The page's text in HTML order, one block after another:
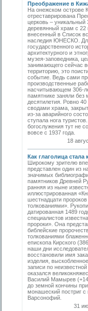
Преображение в
На онежском острове
отреставрирована
церковь –
деревянный храм с 22
внесенный в Список
наследия ЮНЕСКО.
государственного
архитектурного и
музея-заповедника,
занимающего сейчас
территорию, это
событие. Ведь сами
производственные
насчитывающем 306-
памятнике заняли без
десятилетия. Ровно 40
сводами храма,
из-за аварийного
ступала нога
богослужения тут не
вовсе с 1937 года.
18
Как глаголица стала
Широкому зрителю
представлен один из
значимых
памятников Древней
ранняя из ныне
иллюстрированная
шестнадцати пророков
толкованиями».
датированная 1489
специалистов
пророки». Она
библейские
толкованиями
епископа Кирского
наши дни
восстановили имя
изделия,
записи по
оказался
Василий Мамырев
до земной кончины
монашеский постриг
Варсонофий.
31